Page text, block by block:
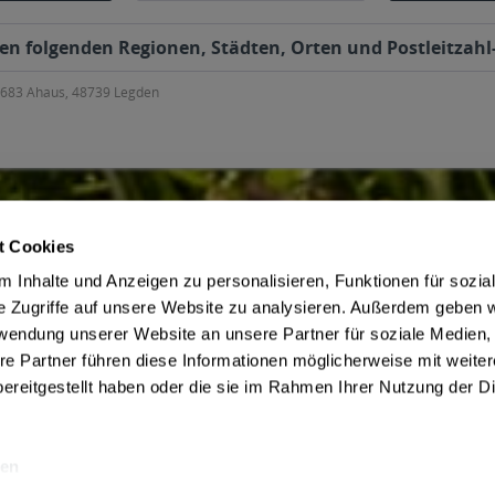
Cookies
Inhalte und Anzeigen zu personalisieren, Funktionen für
Zugriffe auf unsere Website zu analysieren. Außerdem geben
unserer Website an unsere Partner für soziale Medien,
Partner führen diese Informationen möglicherweise mit
haben oder die sie im Rahmen Ihrer Nutzung der
folgenden Regionen, Städten, Orten und
Ahaus, 48739 Legden
Jugendschutz
AGB des Lieferanten
Datenschutz des Lieferanten
Kontaktdaten des Lieferanten
Widerrufsbelehrung des